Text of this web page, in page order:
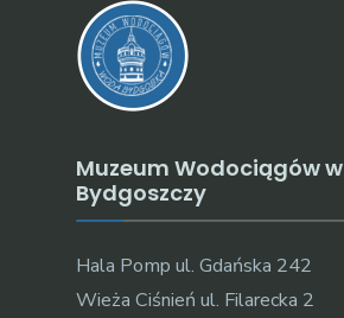
Muzeum Wodociągów w
Bydgoszczy
Hala Pomp ul. Gdańska 242
Wieża Ciśnień ul. Filarecka 2